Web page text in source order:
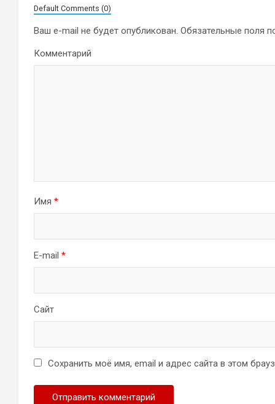
Default Comments (0)
Ваш e-mail не будет опубликован. Обязательные поля
Комментарий
Имя *
E-mail *
Сайт
Сохранить моё имя, email и адрес сайта в этом